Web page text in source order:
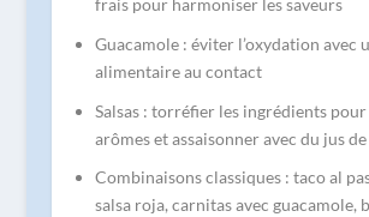
frais pour harmoniser les saveurs
Guacamole : éviter l’oxydation avec
alimentaire au contact
Salsas : torréfier les ingrédients
arômes et assaisonner avec du jus
Combinaisons classiques : taco al
salsa roja, carnitas avec guacamole,